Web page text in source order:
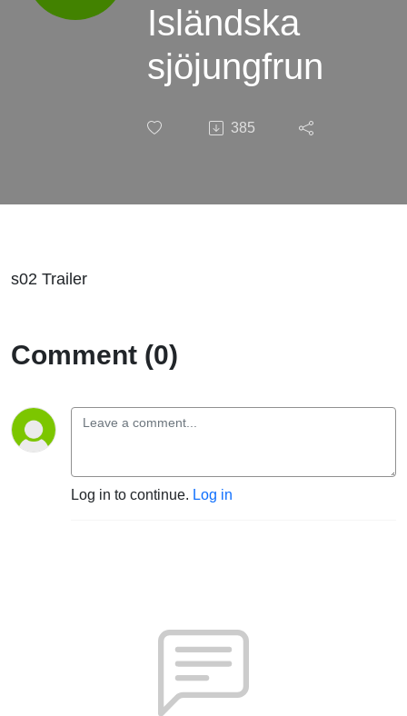
Isländska
sjöjungfrun
385
s02 Trailer
Comment (0)
Log in to continue. Log in